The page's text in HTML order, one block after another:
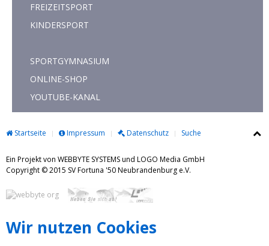
FREIZEITSPORT
KINDERSPORT
SPORTGYMNASIUM
ONLINE-SHOP
YOUTUBE-KANAL
Startseite Impressum Datenschutz Suche
Ein Projekt von WEBBYTE SYSTEMS und LOGO Media GmbH
Copyright © 2015 SV Fortuna '50 Neubrandenburg e.V.
Wir nutzen Cookies